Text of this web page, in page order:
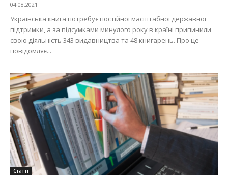
04.08.2021
Українська книга потребує постійної масштабної державної
підтримки, а за підсумками минулого року в країні припинили
свою діяльність 343 видавництва та 48 книгарень. Про це
повідомляє...
Статті